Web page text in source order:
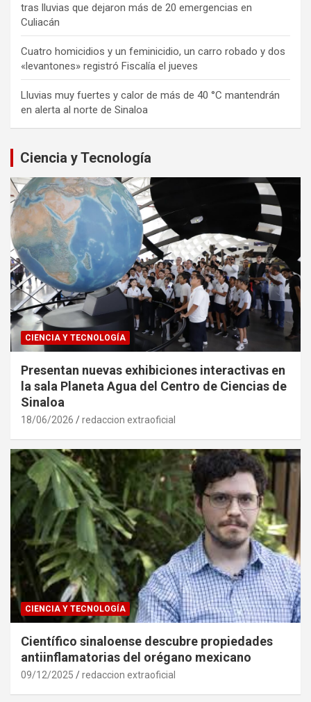
tras lluvias que dejaron más de 20 emergencias en
Culiacán
Cuatro homicidios y un feminicidio, un carro robado y dos
«levantones» registró Fiscalía el jueves
Lluvias muy fuertes y calor de más de 40 °C mantendrán
en alerta al norte de Sinaloa
Ciencia y Tecnología
CIENCIA Y TECNOLOGÍA
Presentan nuevas exhibiciones interactivas en
la sala Planeta Agua del Centro de Ciencias de
Sinaloa
18/06/2026 redaccion extraoficial
CIENCIA Y TECNOLOGÍA
Científico sinaloense descubre propiedades
antiinflamatorias del orégano mexicano
09/12/2025 redaccion extraoficial